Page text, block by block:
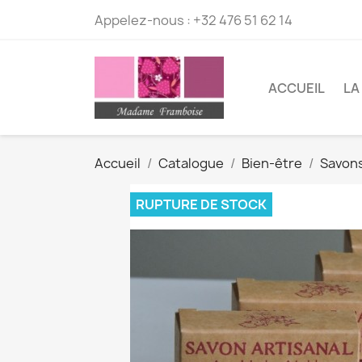
Appelez-nous : +32 476 51 62 14
ACCUEIL
Accueil Catalogue Bien-être
RUPTURE DE STOCK